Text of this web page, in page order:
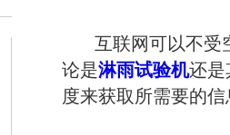
互联网可以不受空
论是淋雨试验机还是
度来获取所需要的信